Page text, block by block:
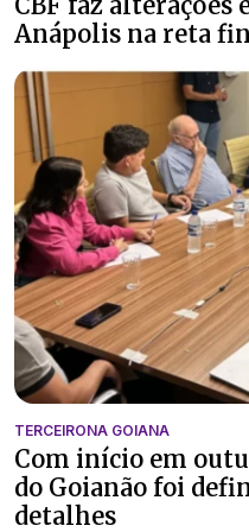
Anápolis na reta
TERCEIRONA GOIANA
Com início em
do Goianão foi
detalhes